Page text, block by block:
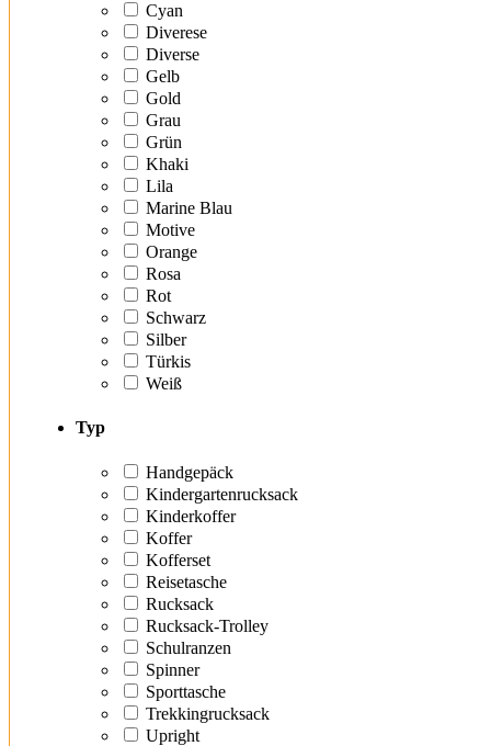
Cyan
Diverese
Diverse
Gelb
Gold
Grau
Grün
Khaki
Lila
Marine Blau
Motive
Orange
Rosa
Rot
Schwarz
Silber
Türkis
Weiß
Typ
Handgepäck
Kindergartenrucksack
Kinderkoffer
Koffer
Kofferset
Reisetasche
Rucksack
Rucksack-Trolley
Schulranzen
Spinner
Sporttasche
Trekkingrucksack
Upright